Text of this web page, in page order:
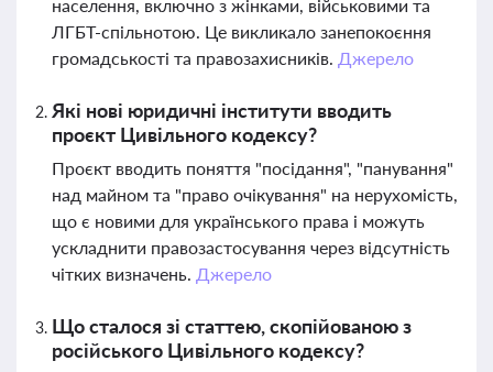
населення, включно з жінками, військовими та
ЛГБТ-спільнотою. Це викликало занепокоєння
громадськості та правозахисників. Джерело
Які нові юридичні інститути вводить
проєкт Цивільного кодексу?
Проєкт вводить поняття "посідання", "панування"
над майном та "право очікування" на нерухомість,
що є новими для українського права і можуть
ускладнити правозастосування через відсутність
чітких визначень. Джерело
Що сталося зі статтею, скопійованою з
російського Цивільного кодексу?